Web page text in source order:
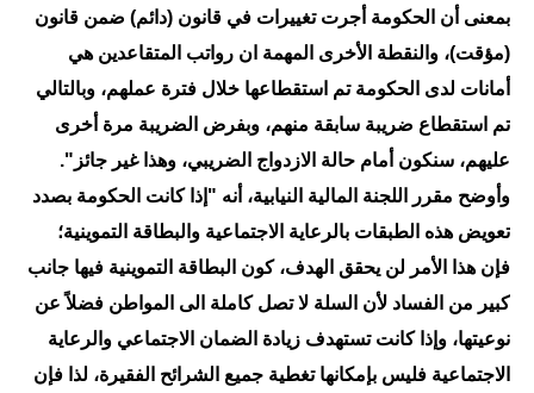
المرحلة المتوسطة
المرحلة الاعدادية
دروس
المرحلة الابتدائية
المرحلة المتوسطة
المرحلة الاعدادية
مواضيع انشاء
بمعنى أن الحكومة أجرت تغييرات في قانون (دائم) ضمن قانون
(مؤقت)، والنقطة الأخرى المهمة ان رواتب المتقاعدين هي
أمانات لدى الحكومة تم استقطاعها خلال فترة عملهم، وبالتالي
تم استقطاع ضريبة سابقة منهم، وبفرض الضريبة مرة أخرى
عليهم، سنكون أمام حالة الازدواج الضريبي، وهذا غير جائز".
وأوضح مقرر اللجنة المالية النيابية، أنه "إذا كانت الحكومة بصدد
تعويض هذه الطبقات بالرعاية الاجتماعية والبطاقة التموينية؛
فإن هذا الأمر لن يحقق الهدف، كون البطاقة التموينية فيها جانب
كبير من الفساد لأن السلة لا تصل كاملة الى المواطن فضلاً عن
نوعيتها، وإذا كانت تستهدف زيادة الضمان الاجتماعي والرعاية
الاجتماعية فليس بإمكانها تغطية جميع الشرائح الفقيرة، لذا فإن